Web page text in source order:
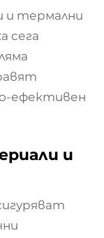
и термални
сега
ефективен
и